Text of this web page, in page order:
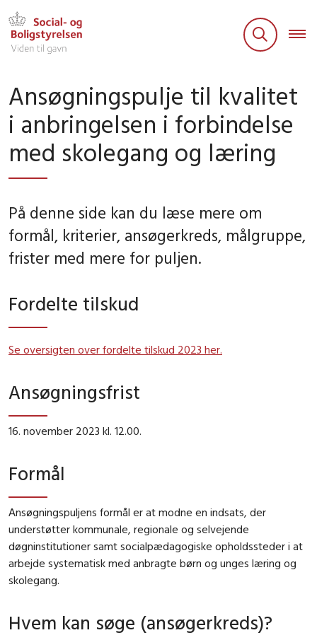
Ansøgningspulje til kvalitet
i anbringelsen i forbindelse
med skolegang og læring
På denne side kan du læse mere om
formål, kriterier, ansøgerkreds, målgruppe,
frister med mere for puljen.
Fordelte tilskud
Se oversigten over fordelte tilskud 2023 her.
Ansøgningsfrist
16. november 2023 kl. 12.00.
Formål
Ansøgningspuljens formål er at modne en indsats, der
understøtter kommunale, regionale og selvejende
døgninstitutioner samt socialpædagogiske opholdssteder i at
arbejde systematisk med anbragte børn og unges læring og
skolegang.
Hvem kan søge (ansøgerkreds)?